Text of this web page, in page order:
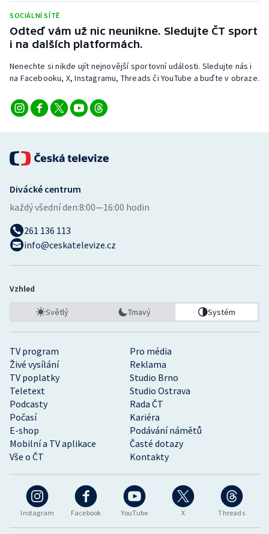
SOCIÁLNÍ SÍTĚ
Odteď vám už nic neunikne. Sledujte ČT sport
i na dalších platformách.
Nenechte si nikde ujít nejnovější sportovní události. Sledujte nás i
na Facebooku, X, Instagramu, Threads či YouTube a buďte v obraze.
Instagram Facebook YouTube X Threads
TV program
Pro média
Živé vysílání
Reklama
TV poplatky
Studio Brno
Teletext
Studio Ostrava
Podcasty
Rada ČT
Počasí
Kariéra
E-shop
Podávání námětů
Mobilní a TV aplikace
Časté dotazy
Vše o ČT
Kontakty
Divácké centrum
každý všední den:8:00—16:00 hodin
261 136 113
info@ceskatelevize.cz
Vzhled
Světlý Tmavý Systém